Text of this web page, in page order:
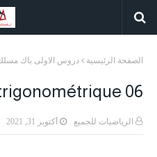
الصفحة الرئيسية دروس الاولى باك
06
الرياضيات للجميع أكتوبر 31, 2021